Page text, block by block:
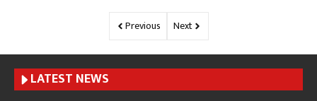
Previous Next
LATEST NEWS